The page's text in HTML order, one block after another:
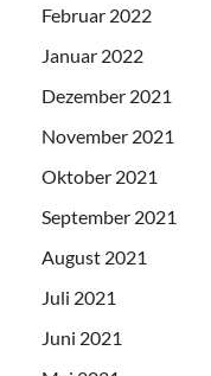
Februar 2022
Januar 2022
Dezember 2021
November 2021
Oktober 2021
September 2021
August 2021
Juli 2021
Juni 2021